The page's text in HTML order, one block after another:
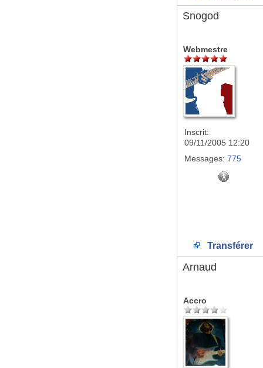
Snogod
Webmestre
Inscrit:
09/11/2005 12:20
Messages: 775
Transférer
Arnaud
Accro